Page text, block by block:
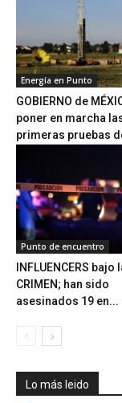
Energía en Punto
GOBIERNO de
poner en marcha
primeras pruebas
Punto de encuentro
INFLUENCERS bajo
CRIMEN; han sido
asesinados 19 en...
Lo más leido